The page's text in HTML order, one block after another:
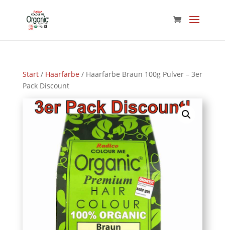
Start/ Haarfarbe/ Haarfarbe Braun 100g Pulver – 3er
Pack Discount